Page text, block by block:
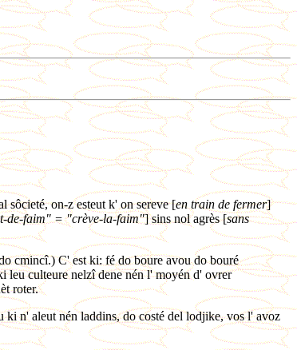
sôcieté, on-z esteut k' on sereve [en train de fermer]
de-faim" = "crève-la-faim"] sins nol agrès [sans
cmincî.) C' est ki: fé do boure avou do bouré
leu culteure nelzî dene nén l' moyén d' ovrer
roter.
n' aleut nén laddins, do costé del lodjike, vos l' avoz